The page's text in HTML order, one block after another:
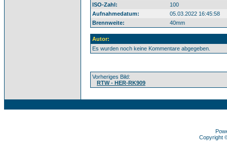
ISO-Zahl:
100
Aufnahmedatum:
05.03.2022 16:45:58
Brennweite:
40mm
Autor:
Es wurden noch keine Kommentare abgegeben.
Vorheriges Bild:
RTW - HER-RK909
Copyright